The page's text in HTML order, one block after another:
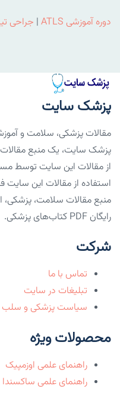
دوره آموزشی ATLS | جراحی
پزشک سایت
مقالات پزشکی، سلامت و
پزشک سایت، یک منبع
از مقالات این سایت توسط
استفاده از مقالات این
منبع مقالات سلامت، پزشکی،
رایگان PDF کتاب‌های پزشکی.
شرکت
تماس با ما
تبلیغات در سایت
سیاست پزشکی و سلب
محصولات ویژه
راهنمای علمی اوزمپیک
راهنمای علمی ساکسندا